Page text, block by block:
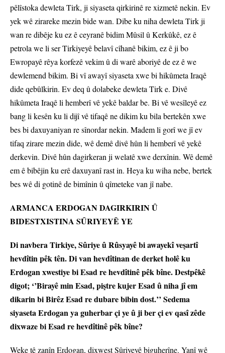
pêlîstoka dewleta Tirk, ji siyaseta qirkirinê re xizmetê nekin. Ev
yek wê zirareke mezin bide wan. Dibe ku niha dewleta Tirk ji
wan re dibêje ku ez ê ceyranê bidim Mûsil û Kerkûkê, ez ê
petrola we li ser Tirkiyeyê belavî cîhanê bikim, ez ê ji bo
Ewropayê rêya korfezê vekim û di warê aboriyê de ez ê we
dewlemend bikim. Bi vî awayî siyaseta xwe bi hikûmeta Iraqê
dide qebûlkirin. Ev deq û dolabeke dewleta Tirk e. Divê
hikûmeta Iraqê li hemberî vê yekê baldar be. Bi vê wesîleyê ez
bang li kesên ku li dijî vê tifaqê ne dikim ku bila bertekên xwe
bes bi daxuyaniyan re sînordar nekin. Madem li gorî we jî ev
tifaq zirare mezin dide, wê demê divê hûn li hemberî vê yekê
derkevin. Divê hûn dagirkeran ji welatê xwe derxînin. Wê demê
em ê bibêjin ku erê daxuyanî rast in. Heya ku wiha nebe, bertek
bes wê di gotinê de bimînin û qîmeteke van jî nabe.
ARMANCA ERDOGAN DAGIRKIRIN Û
BIDESTXISTINA SÛRIYEYÊ YE
Di navbera Tirkiye, Sûriye û Rûsyayê bi awayekî veşartî
hevdîtin pêk tên. Di van hevdîtinan de derket holê ku
Erdogan xwestiye bi Esad re hevdîtinê pêk bîne. Destpêkê
digot; ‘’Birayê min Esad, piştre kujer Esad û niha jî em
dikarin bi Birêz Esad re dubare bibin dost.’’ Sedema
siyaseta Erdogan ya guherbar çi ye û ji ber çi ev qasî zêde
dixwaze bi Esad re hevdîtinê pêk bîne?
Weke tê zanîn Erdogan, dixwest Sûriyeyê biguherîne. Yanî wê